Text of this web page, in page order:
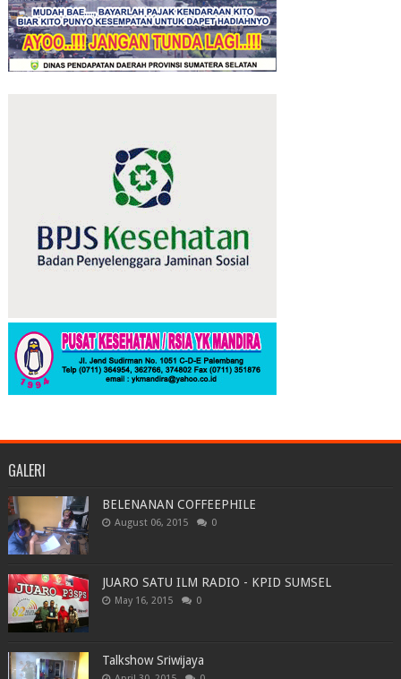
GALERI
BELENANAN COFFEEPHILE
August 06, 2015 0
JUARO SATU ILM RADIO - KPID SUMSEL
May 16, 2015 0
Talkshow Sriwijaya